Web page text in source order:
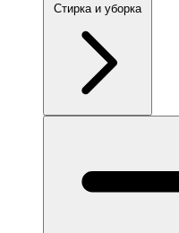
Стирка и уборка